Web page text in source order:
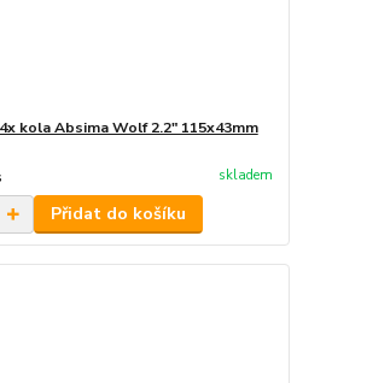
kola Absima Wolf 2.2" 115x43mm
skladem
Přidat do košíku